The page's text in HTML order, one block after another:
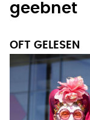
geebnet
OFT GELESEN